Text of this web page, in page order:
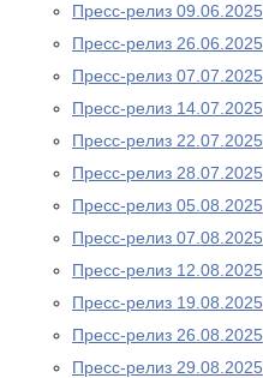
Пресс-релиз 09.06.2025
Пресс-релиз 26.06.2025
Пресс-релиз 07.07.2025
Пресс-релиз 14.07.2025
Пресс-релиз 22.07.2025
Пресс-релиз 28.07.2025
Пресс-релиз 05.08.2025
Пресс-релиз 07.08.2025
Пресс-релиз 12.08.2025
Пресс-релиз 19.08.2025
Пресс-релиз 26.08.2025
Пресс-релиз 29.08.2025